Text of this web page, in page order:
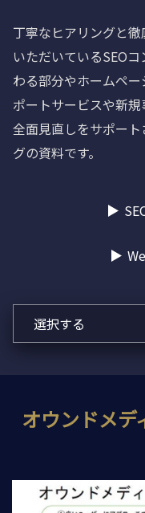
丁寧なヒアリングと
いただいているSEO
わる部分やホームペ
ポートサービスや新
全面見直しをサポー
グの資料です。
選択する
オウンドメデ